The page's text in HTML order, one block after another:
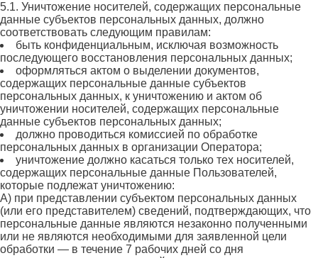
5.1. Уничтожение носителей, содержащих персональные
данные субъектов персональных данных, должно
соответствовать следующим правилам:
быть конфиденциальным, исключая возможность
последующего восстановления персональных данных;
оформляться актом о выделении документов,
содержащих персональные данные субъектов
персональных данных, к уничтожению и актом об
уничтожении носителей, содержащих персональные
данные субъектов персональных данных;
должно проводиться комиссией по обработке
персональных данных в организации Оператора;
уничтожение должно касаться только тех носителей,
содержащих персональные данные Пользователей,
которые подлежат уничтожению:
А) при представлении субъектом персональных данных
(или его представителем) сведений, подтверждающих, что
персональные данные являются незаконно полученными
или не являются необходимыми для заявленной цели
обработки — в течение 7 рабочих дней со дня